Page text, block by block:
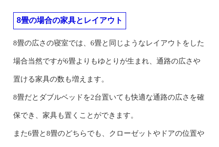
8畳の場合の家具とレイアウト
8畳の広さの寝室では、6畳と同じようなレイアウトをした
場合当然ですが6畳よりもゆとりが生まれ、通路の広さや
置ける家具の数も増えます。
8畳だとダブルベッドを2台置いても快適な通路の広さを確
保でき、家具も置くことができます。
また6畳と8畳のどちらでも、クローゼットやドアの位置や